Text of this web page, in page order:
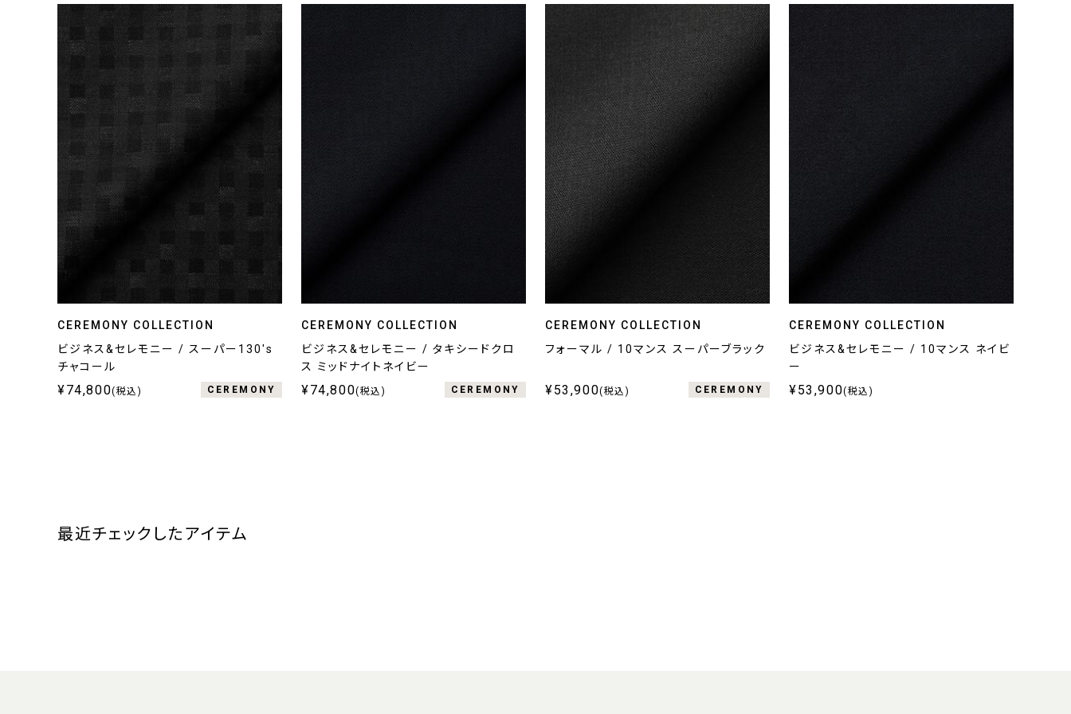
CEREMONY COLLECTION
ビジネス&セレモニー / スーパー130's
チャコール
¥74,800(税込) CEREMONY
CEREMONY COLLECTION
ビジネス&セレモニー / タキシードクロ
ス ミッドナイトネイビー
¥74,800(税込) CEREMONY
CEREMONY COLLECTION
フォーマル / 10マンス スーパーブラック
¥53,900(税込) CEREMONY
CEREMONY COLLECTION
ビジネス&セレモニー / 10マンス ネイビ
ー
¥53,900(税込)
最近チェックしたアイテム